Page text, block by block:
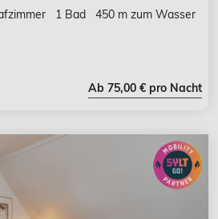
1 Bad 450 m zum Wasser
Ab 75,00 € pro Nacht